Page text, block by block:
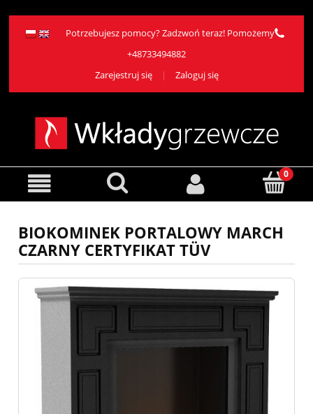
Potrzebujesz pomocy? Zadzwoń teraz! Pomożemy
+48733494882
Zarejestruj się
Zaloguj się
BIOKOMINEK PORTALOWY MARCH
CZARNY CERTYFIKAT TÜV